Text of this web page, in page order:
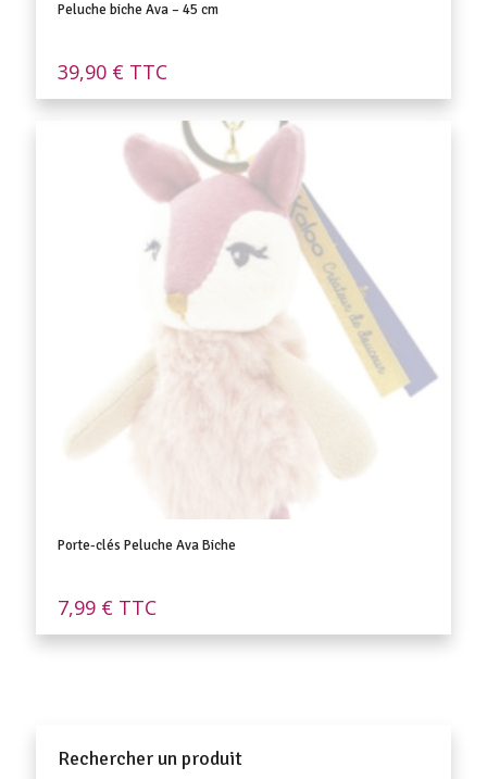
Peluche biche Ava – 45 cm
39,90 € TTC
Porte-clés Peluche Ava Biche
7,99 € TTC
Rechercher un produit